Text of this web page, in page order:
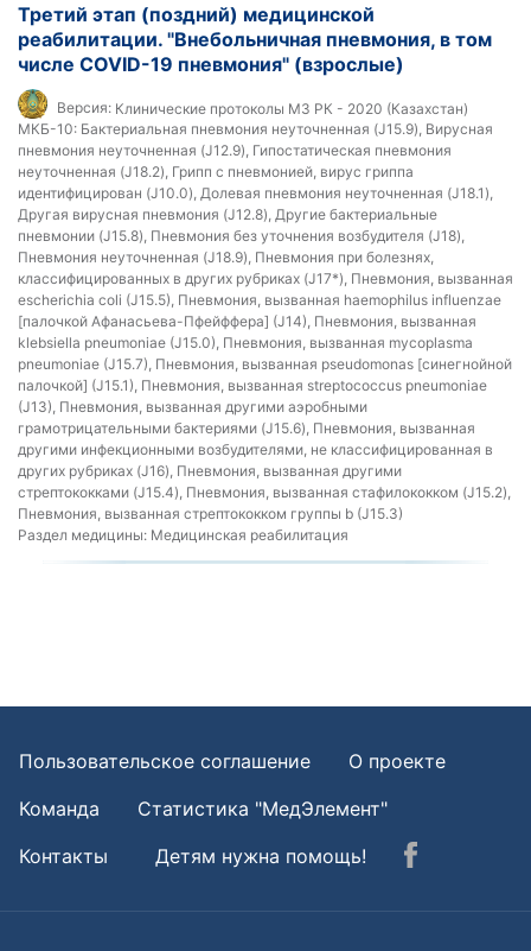
Третий этап (поздний) медицинской
реабилитации. "Внебольничная пневмония, в том
числе COVID-19 пневмония" (взрослые)
Версия: Клинические протоколы МЗ РК - 2020 (Казахстан)
МКБ-10: Бактериальная пневмония неуточненная (J15.9), Вирусная
пневмония неуточненная (J12.9), Гипостатическая пневмония
неуточненная (J18.2), Грипп с пневмонией, вирус гриппа
идентифицирован (J10.0), Долевая пневмония неуточненная (J18.1),
Другая вирусная пневмония (J12.8), Другие бактериальные
пневмонии (J15.8), Пневмония без уточнения возбудителя (J18),
Пневмония неуточненная (J18.9), Пневмония при болезнях,
классифицированных в других рубриках (J17*), Пневмония, вызванная
escherichia coli (J15.5), Пневмония, вызванная haemophilus influenzae
[палочкой Афанасьева-Пфейффера] (J14), Пневмония, вызванная
klebsiella pneumoniae (J15.0), Пневмония, вызванная mycoplasma
pneumoniae (J15.7), Пневмония, вызванная pseudomonas [синегнойной
палочкой] (J15.1), Пневмония, вызванная streptococcus pneumoniae
(J13), Пневмония, вызванная другими аэробными
грамотрицательными бактериями (J15.6), Пневмония, вызванная
другими инфекционными возбудителями, не классифицированная в
других рубриках (J16), Пневмония, вызванная другими
стрептококками (J15.4), Пневмония, вызванная стафилококком (J15.2),
Пневмония, вызванная стрептококком группы b (J15.3)
Раздел медицины: Медицинская реабилитация
Пользовательское соглашение
О проекте
Команда
Статистика "МедЭлемент"
Контакты
Детям нужна помощь!